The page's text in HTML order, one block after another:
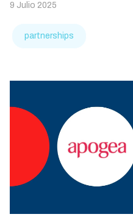
9 Julio 2025
partnerships